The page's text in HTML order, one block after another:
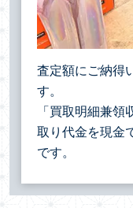
査定額にご納得
す。
「買取明細兼
取り代金を現金
です。